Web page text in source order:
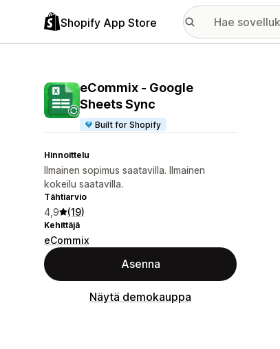
Shopify App Store
eCommix ‑ Google
Sheets Sync
Built for Shopify
Hinnoittelu
Ilmainen sopimus saatavilla. Ilmainen
kokeilu saatavilla.
Tähtiarvio
4,9 (19)
Kehittäjä
eCommix
Asenna
Näytä demokauppa